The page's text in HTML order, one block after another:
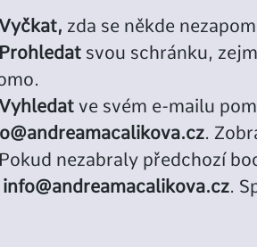
zda se někde
Prohledatsvou schránku,
ve svém e-mailu
.
Pokud nezabraly předchozí
info@andreamacalikova.cz.